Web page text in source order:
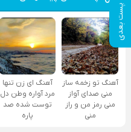
پست بعدی
آهنگ تو زخمه ساز
منی صدای آواز
منی رمز من و راز
منی
آهنگ ای زن تنها
مرد آواره وطن دل
توست شده صد
پاره